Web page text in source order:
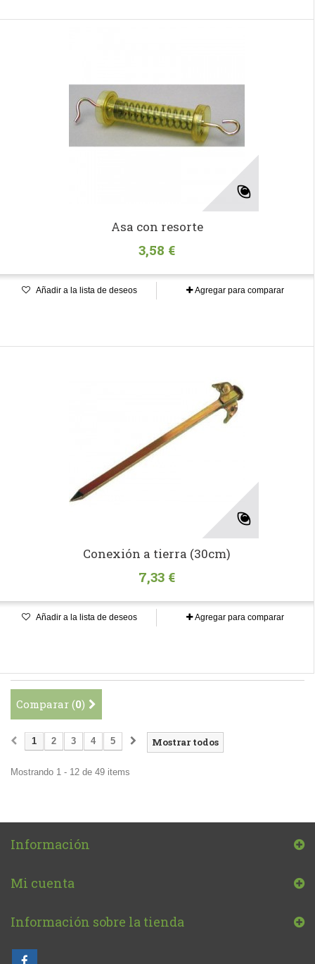
Asa con resorte
3,58 €
Añadir a la lista de deseos Agregar para comparar
Conexión a tierra (30cm)
7,33 €
Añadir a la lista de deseos Agregar para comparar
Comparar (0)
Mostrar todos
1 2 3 4 5
Mostrando 1 - 12 de 49 items
Información
Mi cuenta
Información sobre la tienda